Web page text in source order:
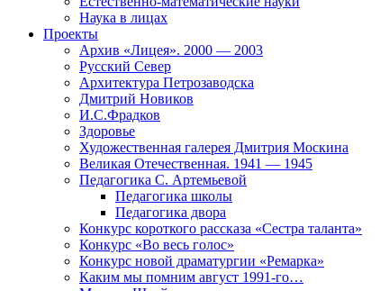
Наука в лицах
Проекты
Архив «Лицея». 2000 — 2003
Русский Север
Архитектура Петрозаводска
Дмитрий Новиков
И.С.Фрадков
Здоровье
Художественная галерея Дмитрия Москина
Великая Отечественная. 1941 — 1945
Педагогика С. Артемьевой
Педагогика школы
Педагогика двора
Конкурс короткого рассказа «Сестра таланта»
Конкурс «Во весь голос»
Конкурс новой драматургии «Ремарка»
Каким мы помним август 1991-го…